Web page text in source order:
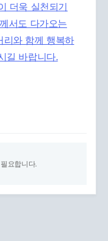
더욱 실천되기
서도 다가오는
리와 함께 행복하
길 바랍니다.
요합니다.